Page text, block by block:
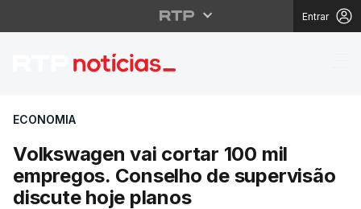
Entrar
Volkswagen vai
ECONOMIA
Volkswagen vai cortar 100 mil
empregos. Conselho de supervisão
discute hoje planos